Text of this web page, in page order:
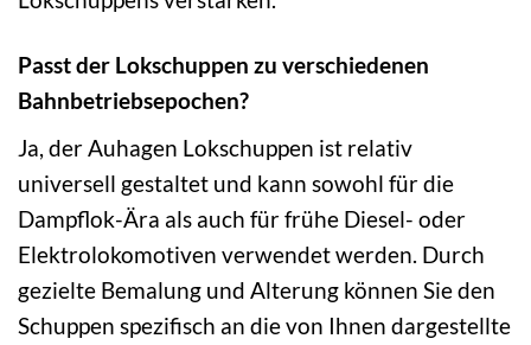
Passt der Lokschuppen zu verschiedenen
Bahnbetriebsepochen?
Ja, der Auhagen Lokschuppen ist relativ
universell gestaltet und kann sowohl für die
Dampflok-Ära als auch für frühe Diesel- oder
Elektrolokomotiven verwendet werden. Durch
gezielte Bemalung und Alterung können Sie den
Schuppen spezifisch an die von Ihnen dargestellte